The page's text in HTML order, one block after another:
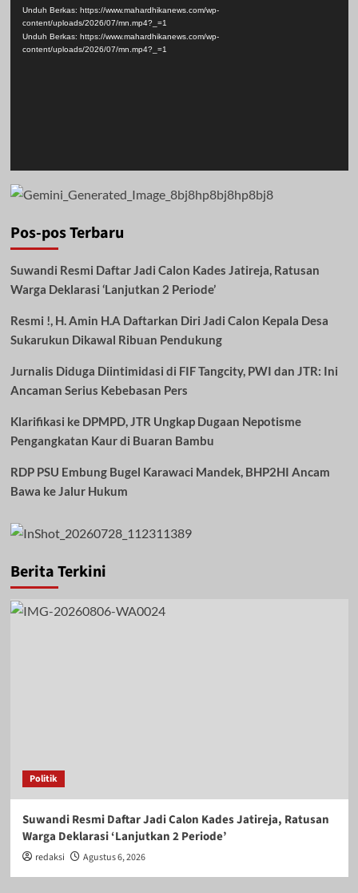
Kompetensi
BNSP
Bidang
Video
Unduh Berkas: https://www.mahardhikanews.com/wp-
content/uploads/2026/07/mn.mp4?_=1
Unduh Berkas: https://www.mahardhikanews.com/wp-
content/uploads/2026/07/mn.mp4?_=1
Pos-pos Terbaru
Suwandi Resmi Daftar Jadi Calon Kades Jatireja, Ratusan
Warga Deklarasi ‘Lanjutkan 2 Periode’
Resmi !, H. Amin H.A Daftarkan Diri Jadi Calon Kepala Desa
Sukarukun Dikawal Ribuan Pendukung
Jurnalis Diduga Diintimidasi di FIF Tangcity, PWI dan JTR: Ini
Ancaman Serius Kebebasan Pers
Klarifikasi ke DPMPD, JTR Ungkap Dugaan Nepotisme
Pengangkatan Kaur di Buaran Bambu
RDP PSU Embung Bugel Karawaci Mandek, BHP2HI Ancam
Bawa ke Jalur Hukum
Berita Terkini
Politik
Suwandi Resmi Daftar Jadi Calon Kades Jatireja, Ratusan
Warga Deklarasi ‘Lanjutkan 2 Periode’
redaksi Agustus 6, 2026